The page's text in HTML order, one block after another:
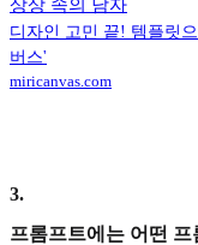
상상 속의 남자
디자인 고민 끝! 템플릿
버스'
miricanvas.com
3.
프롬프트에는 어떤